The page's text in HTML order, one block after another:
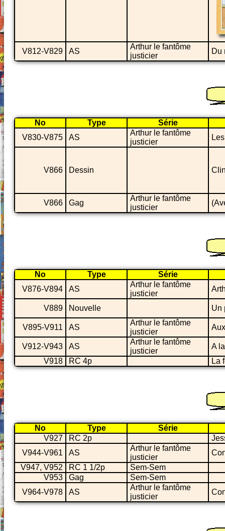
V812-V829 AS
Arthur le fantôme
justicier
Du
No Type
Série
V830-V875
AS
Arthur le fantôme
justicier
V866 Dessin
V866 Gag
Arthur le fantôme
justicier
No Type
Série
V876-V894
AS
Arthur le fantôme
justicier
V889 Nouvelle Un
V895-V911 AS
Arthur le fantôme
justicier
V912-V943 AS
Arthur le fantôme
justicier
A
V918
RC 4p La
No Type
Série
V927
RC 2p
V944-V961
AS
Arthur le fantôme
justicier
V947, V952
RC 1 1/2p
Sem-Sem
V953
Gag
Sem-Sem
V964-V978
AS
Arthur le fantôme
justicier